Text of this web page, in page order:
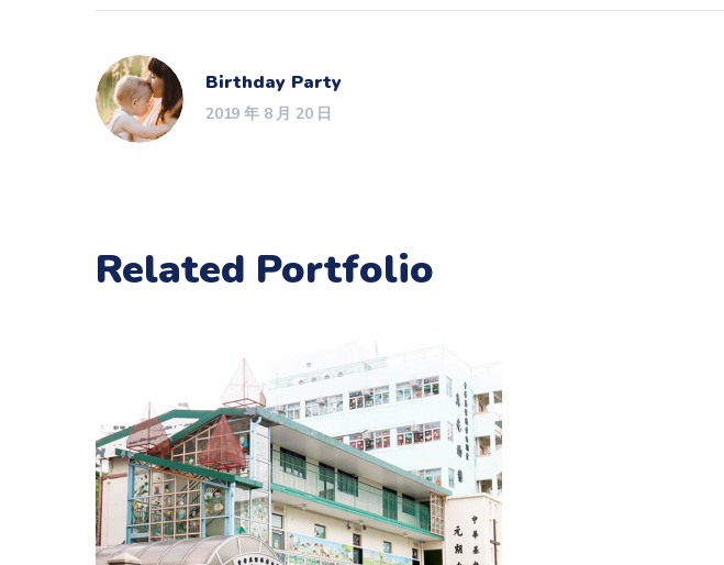
Birthday Party
2019 年 8 月 20 日
Related Portfolio